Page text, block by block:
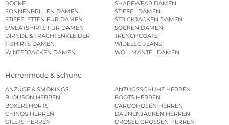
RÖCKE
SHAPEWEAR DAMEN
SONNENBRILLEN DAMEN
STIEFEL DAMEN
STIEFELETTEN FÜR DAMEN
STRICKJACKEN DAMEN
SWEATSHIRTS FÜR DAMEN
SOCKEN DAMEN
DIRNDL & TRACHTENKLEIDER
TRENCHCOATS
T-SHIRTS DAMEN
WIDELEG JEANS
WINTERJACKEN DAMEN
WOLLMÄNTEL DAMEN
Herrenmode & Schuhe
ANZÜGE & SMOKINGS
ANZUGSSCHUHE HERREN
BLOUSON HERREN
BOOTS HERREN
BOXERSHORTS
CARGOHOSEN HERREN
CHINOS HERREN
DAUNENJACKEN HERREN
GILETS HERREN
GROSSE GRÖSSEN HERREN